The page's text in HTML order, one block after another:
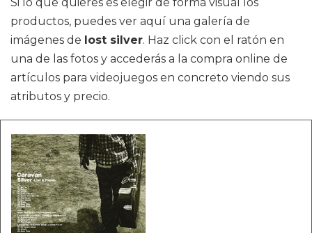
productos, puedes ver aquí una galería de
imágenes de lost silver. Haz click con el ratón en
una de las fotos y accederás a la compra online de
artículos para videojuegos en concreto viendo sus
atributos y precio.